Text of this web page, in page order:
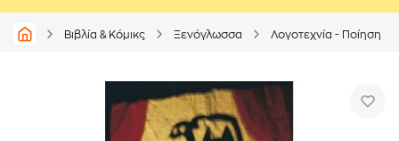
Βιβλία & Κόμικς Ξενόγλωσσα Λογοτεχνία - Ποίηση